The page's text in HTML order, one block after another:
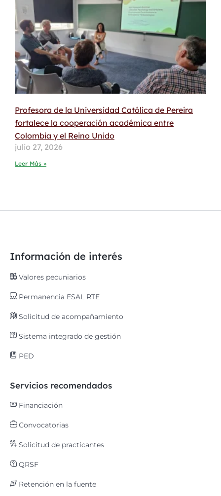
Profesora de la Universidad Católica de Pereira
fortalece la cooperación académica entre
Colombia y el Reino Unido
julio 27, 2026
Leer Más »
Información de interés
Valores pecuniarios
Permanencia ESAL RTE
Solicitud de acompañamiento
Sistema integrado de gestión
PED
Servicios recomendados
Financiación
Convocatorias
Solicitud de practicantes
QRSF
Retención en la fuente